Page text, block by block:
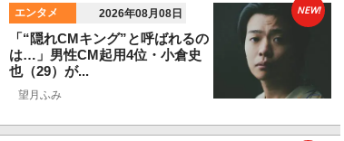
エンタメ 2026年08月08日
「“隠れCMキング”と呼ばれるの
は…」男性CM起用4位・小倉史
也（29）が...
望月ふみ
NEW!